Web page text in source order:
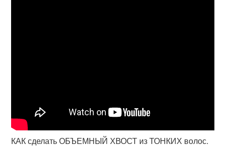
КАК сделать ОБЪЕМНЫЙ ХВОСТ из ТОНКИХ волос.